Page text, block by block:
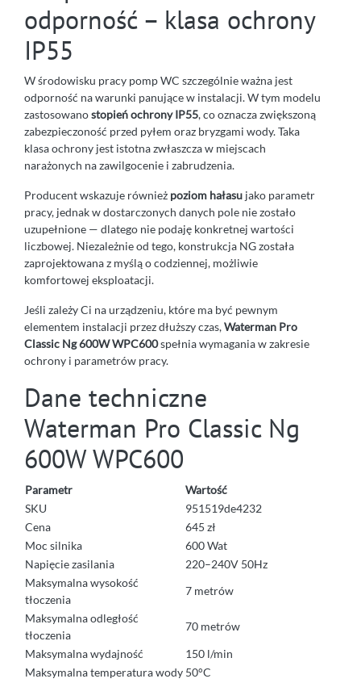
odporność – klasa ochrony
IP55
W środowisku pracy pomp WC szczególnie ważna jest
odporność na warunki panujące w instalacji. W tym modelu
zastosowanostopień ochrony IP55, co oznacza zwiększoną
zabezpieczoność przed pyłem oraz bryzgami wody. Taka
klasa ochrony jest istotna zwłaszcza w miejscach
narażonych na zawilgocenie i zabrudzenia.
Producent wskazuje również poziom hałasu jako parametr
pracy, jednak w dostarczonych danych pole nie zostało
uzupełnione — dlatego nie podaję konkretnej wartości
liczbowej. Niezależnie od tego, konstrukcja NG została
zaprojektowana z myślą o codziennej, możliwie
komfortowej eksploatacji.
Jeśli zależy Ci na urządzeniu, które ma być pewnym
elementem instalacji przez dłuższy czas,Waterman Pro
Classic Ng 600W WPC600spełnia wymagania w zakresie
ochrony i parametrów pracy.
Dane techniczne
Waterman Pro Classic Ng
600W WPC600
Parametr
Wartość
SKU
951519de4232
Cena
645 zł
Moc silnika
600 Wat
Napięcie zasilania
220–240V 50Hz
Maksymalna wysokość
tłoczenia
7 metrów
Maksymalna odległość
tłoczenia
70 metrów
Maksymalna wydajność
150 l/min
Maksymalna temperatura wody 50°C